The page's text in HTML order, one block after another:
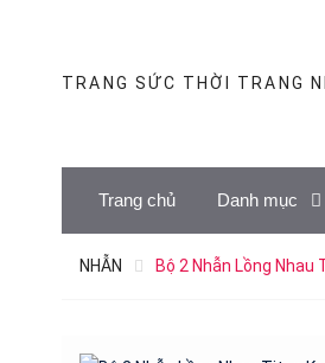
TRANG SỨC THỜI
Trang chủ Danh mục
NHẪN Bộ 2 Nhẫn Lồng